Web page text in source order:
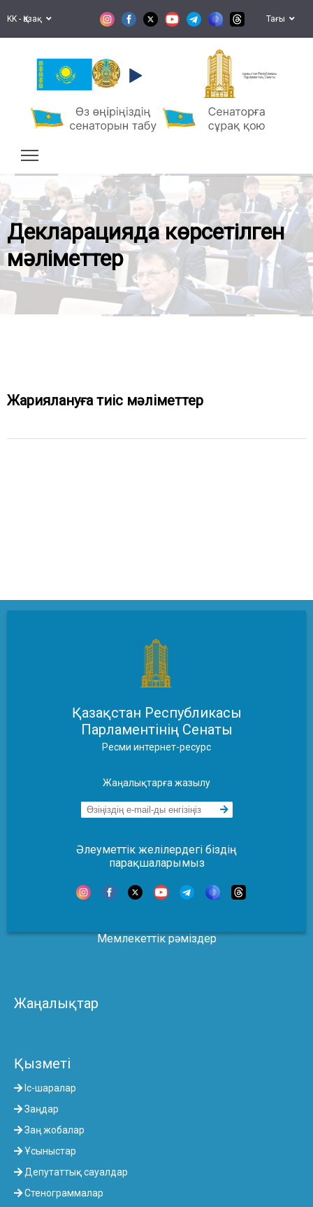
KK - Қазақ Тағы
Қазақстан Республикасы
Парламентінің Сенаты
Декларацияда көрсетілген
мәліметтер
Жариялануға тиіс мәліметтер
Қазақстан Республикасы
Парламентінің Сенаты
Ресми интернет-ресурс
Жаңалықтарға жазылу
Әлеуметтік желілердегі біздің
парақшаларымыз
Мемлекеттік рәміздер
Жаңалықтар
Қызметі
Іс-шаралар
Заңдар
Заң жобалар
Ұсыныстар
Депутаттық сауалдар
Стенограммалар